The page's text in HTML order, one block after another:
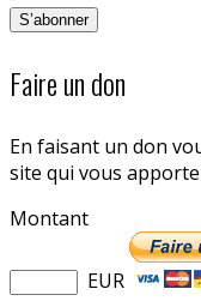
Faire un don
En faisant un don
site qui vous
Montant
EUR